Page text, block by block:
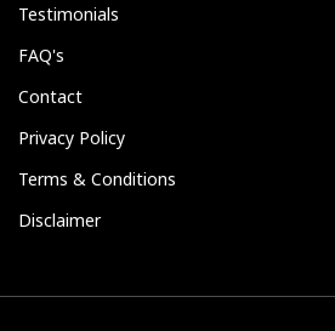
Testimonials
FAQ's
Contact
Privacy Policy
Terms & Conditions
Disclaimer